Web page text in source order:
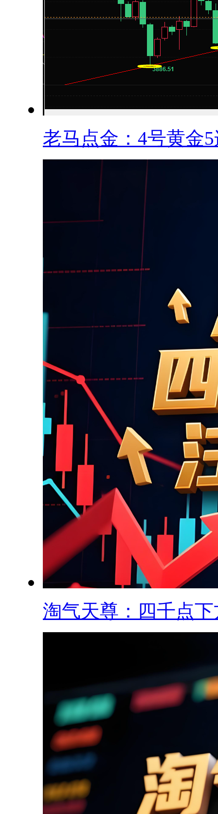
老马点金：4号黄金5
淘气天尊：四千点下